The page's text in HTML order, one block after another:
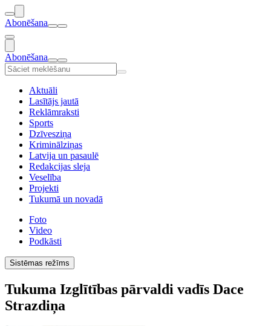
Abonēšana
Abonēšana
Aktuāli
Lasītājs jautā
Reklāmraksti
Sports
Dzīvesziņa
Kriminālziņas
Latvija un pasaulē
Redakcijas sleja
Veselība
Projekti
Tukumā un novadā
Foto
Video
Podkāsti
Sistēmas režīms
Tukuma Izglītības pārvaldi vadīs Dace
Strazdiņa